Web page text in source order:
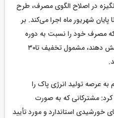
انگیزه در اصلاح الگوی مصرف، طرح
پایان شهریور ماه اجرا می‌کند. بر
مصرف خود را نسبت به دوره
مشابه سال قبل حداقل ۱۰ درصد کاهش دهند، مشمول تخفیف تا۳۰
به عرصه تولید انرژی پاک را
مشترکانی که به صورت
خورشیدی استاندارد و مورد تأیید